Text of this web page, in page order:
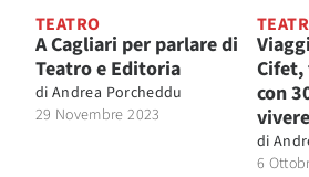
TEATRO
A Cagliari per parlare di
Teatro e Editoria
di Andrea Porcheddu
29 Novembre 2023
con
vivere
di
6